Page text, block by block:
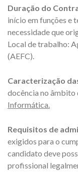
Duração do
início em funções e
necessidade que
Local de trabalho:
(AEFC).
Caracterização
docência no âmbito
Informática.
Requisitos de
exigidos para o
candidato deve
profissional